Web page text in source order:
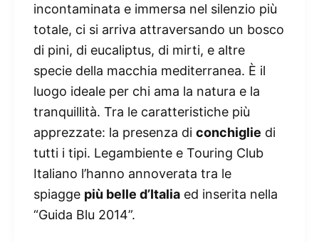
incontaminata e immersa nel silenzio più
totale, ci si arriva attraversando un bosco
di pini, di eucaliptus, di mirti, e altre
specie della macchia mediterranea. È il
luogo ideale per chi ama la natura e la
tranquillità. Tra le caratteristiche più
apprezzate: la presenza di conchiglie di
tutti i tipi. Legambiente e Touring Club
Italiano l’hanno annoverata tra le
spiagge più belle d’Italia ed inserita nella
“Guida Blu 2014”.